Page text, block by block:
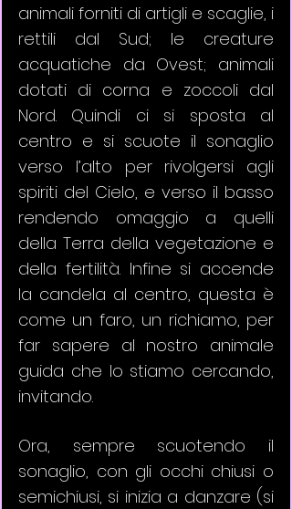
animali forniti di artigli e scaglie, i
rettili dal Sud; le creature
acquatiche da Ovest; animali
dotati di corna e zoccoli dal
Nord. Quindi ci si sposta al
centro e si scuote il sonaglio
verso l’alto per rivolgersi agli
spiriti del Cielo, e verso il basso
rendendo omaggio a quelli
della Terra della vegetazione e
della fertilità. Infine si accende
la candela al centro, questa è
come un faro, un richiamo, per
far sapere al nostro animale
guida che lo stiamo cercando,
invitando.
Ora, sempre scuotendo il
sonaglio, con gli occhi chiusi o
semichiusi, si inizia a danzare (si